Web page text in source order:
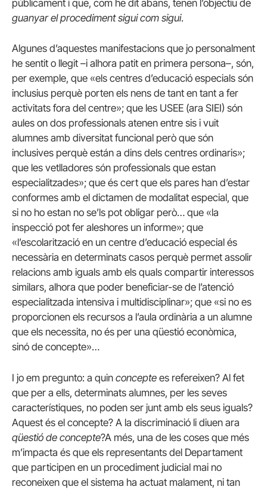
públicament i que, com he dit abans, tenen l’objectiu de
guanyar el procediment sigui com sigui.
Algunes d’aquestes manifestacions que jo personalment
he sentit o llegit –i alhora patit en primera persona–, són,
per exemple, que «els centres d’educació especials són
inclusius perquè porten els nens de tant en tant a fer
activitats fora del centre»; que les USEE (ara SIEI) són
aules on dos professionals atenen entre sis i vuit
alumnes amb diversitat funcional però que són
inclusives perquè están a dins dels centres ordinaris»;
que les vetlladores són professionals que estan
especialitzades»; que és cert que els pares han d’estar
conformes amb el dictamen de modalitat especial, que
si no ho estan no se’ls pot obligar però… que «la
inspecció pot fer aleshores un informe»; que
«l’escolarització en un centre d’educació especial és
necessària en determinats casos perquè permet assolir
relacions amb iguals amb els quals compartir interessos
similars, alhora que poder beneficiar-se de l’atenció
especialitzada intensiva i multidisciplinar»; que «si no es
proporcionen els recursos a l’aula ordinària a un alumne
que els necessita, no és per una qüestió econòmica,
sinó de concepte»…
I jo em pregunto: a quin concepte es refereixen? Al fet
que per a ells, determinats alumnes, per les seves
característiques, no poden ser junt amb els seus iguals?
Aquest és el concepte? A la discriminació li diuen ara
qüestió de concepte?A més, una de les coses que més
m’impacta és que els representants del Departament
que participen en un procediment judicial mai no
reconeixen que el sistema ha actuat malament, ni tan